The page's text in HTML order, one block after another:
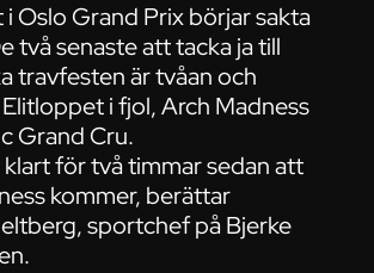
Oslo Grand Prix börjar sakta
två senaste att tacka ja till
travfesten är tvåan och
i fjol, Arch Madness
Grand Cru.
för två timmar sedan att
kommer, berättar
sportchef på Bjerke